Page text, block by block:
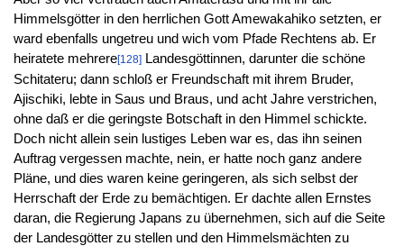
Himmelsgötter in den herrlichen Gott Amewakahiko setzten, er
ward ebenfalls ungetreu und wich vom Pfade Rechtens ab. Er
heiratete mehrere[128]Landesgöttinnen, darunter die schöne
Schitateru; dann schloß er Freundschaft mit ihrem Bruder,
Ajischiki, lebte in Saus und Braus, und acht Jahre verstrichen,
ohne daß er die geringste Botschaft in den Himmel schickte.
Doch nicht allein sein lustiges Leben war es, das ihn seinen
Auftrag vergessen machte, nein, er hatte noch ganz andere
Pläne, und dies waren keine geringeren, als sich selbst der
Herrschaft der Erde zu bemächtigen. Er dachte allen Ernstes
daran, die Regierung Japans zu übernehmen, sich auf die Seite
der Landesgötter zu stellen und den Himmelsmächten zu